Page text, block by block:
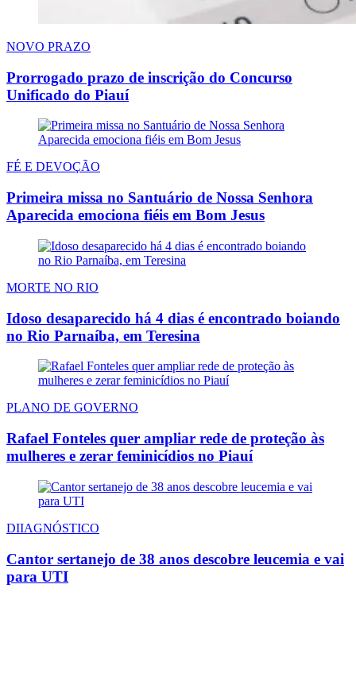
NOVO PRAZO
Prorrogado prazo de inscrição do Concurso
Unificado do Piauí
FÉ E DEVOÇÃO
Primeira missa no Santuário de Nossa Senhora
Aparecida emociona fiéis em Bom Jesus
MORTE NO RIO
Idoso desaparecido há 4 dias é encontrado boiando
no Rio Parnaíba, em Teresina
PLANO DE GOVERNO
Rafael Fonteles quer ampliar rede de proteção às
mulheres e zerar feminicídios no Piauí
DIIAGNÓSTICO
Cantor sertanejo de 38 anos descobre leucemia e vai
para UTI